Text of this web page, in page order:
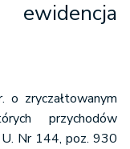
zryczałtowanym
przychodów
Nr 144, poz. 930